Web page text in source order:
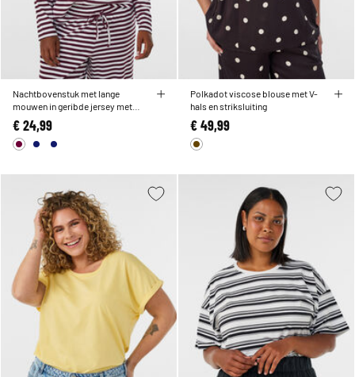
Nachtbovenstuk met lange
mouwen in geribde jersey met
strepen
€ 24,99
Polkadot viscose blouse met V-
hals en striksluiting
€ 49,99